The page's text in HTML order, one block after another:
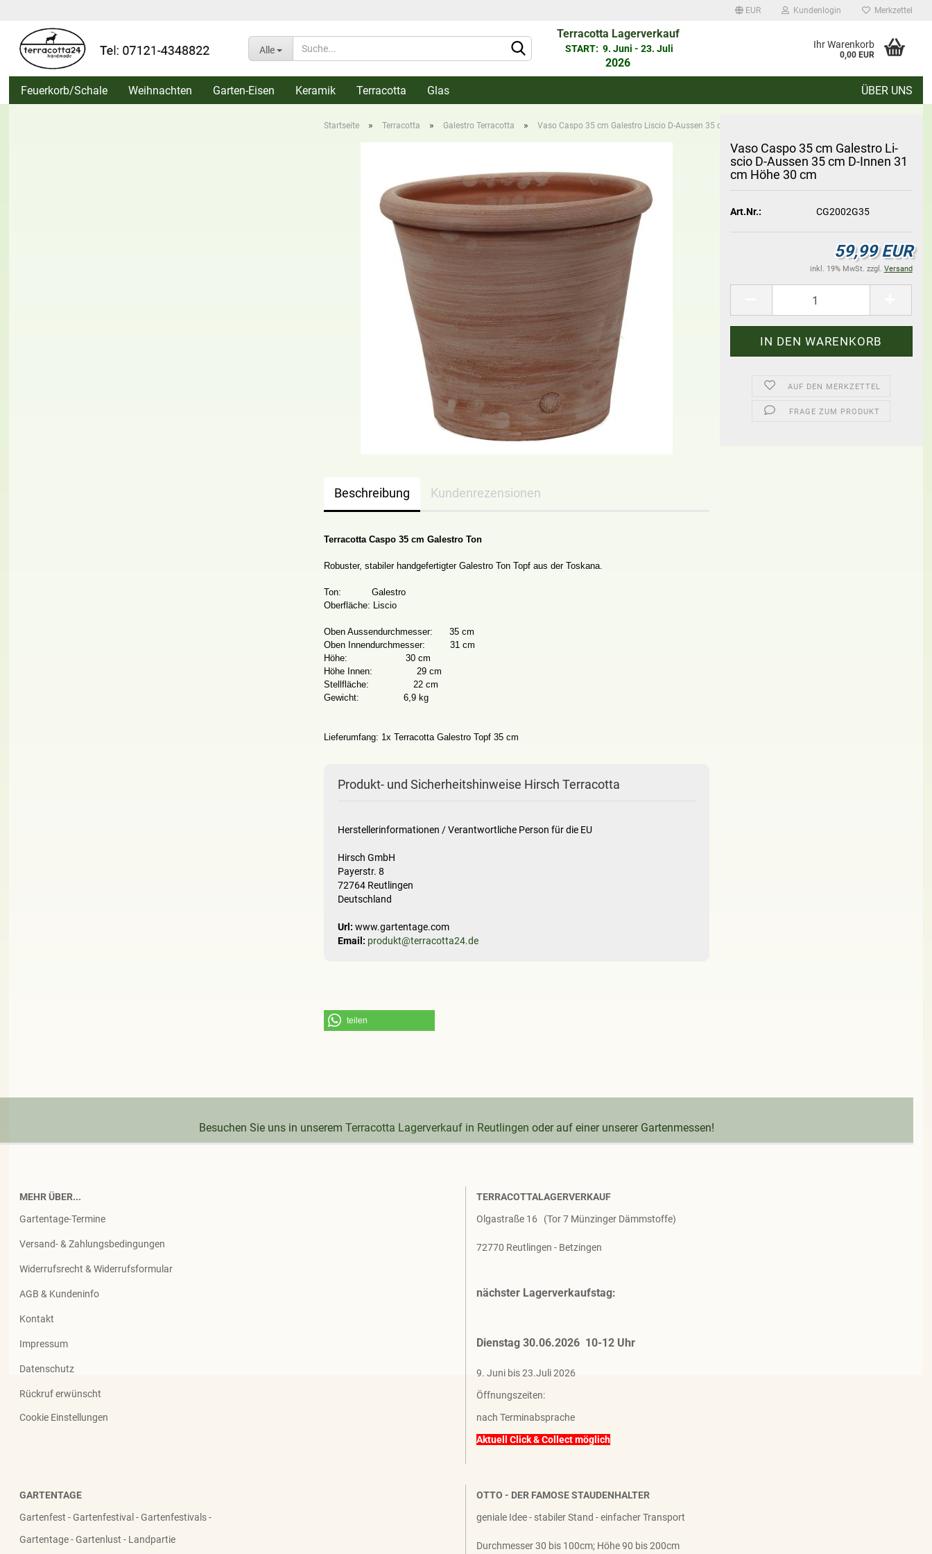
EUR
Währung auswählen
Kundenlogin
Konto erstellen
Merkzettel
Alle
Terracotta Lagerverkauf
START: 9. Juni - 23. Juli
2026
Ihr Warenkorb
0,00 EUR
Feuerkorb/Schale Weihnachten Garten-Eisen Keramik Terracotta Glas ÜBER UNS
Startseite » Terracotta » Galestro Terracotta » Vaso Caspo 35 cm Galestro Liscio D-Aussen 35 cm D-Innen 31 cm Höhe 30 cm
Vaso Caspo 35 cm Ga­les­tro Li­
scio D-​Aussen 35 cm D-​Innen 31
cm Höhe 30 cm
Art.Nr.: CG2002G35
59,99 EUR
inkl. 19% MwSt. zzgl. Versand
AUF DEN MERKZETTEL
FRAGE ZUM PRODUKT
Beschreibung Kundenrezensionen
Terracotta Caspo 35 cm Galestro Ton
Robuster, stabiler handgefertigter Galestro Ton Topf aus der Toskana.
Ton: Galestro
Oberfläche: Liscio
Oben Aussendurchmesser: 35 cm
Oben Innendurchmesser: 31 cm
Höhe: 30 cm
Höhe Innen: 29 cm
Stellfläche: 22 cm
Gewicht: 6,9 kg
Lieferumfang: 1x Terracotta Galestro Topf 35 cm
Produkt- und Sicherheitshinweise Hirsch Terracotta
Herstellerinformationen / Verantwortliche Person für die EU
Hirsch GmbH
Payerstr. 8
72764 Reutlingen
Deutschland
Url: www.gartentage.com
Email: produkt@terracotta24.de
teilen
Besuchen Sie uns in unseremTerracotta Lagerverkauf in Reutlingen oder auf einer unserer Gartenmessen!
MEHR ÜBER...
Gartentage-Termine
Versand- & Zahlungsbedingungen
Widerrufsrecht & Widerrufsformular
AGB & Kundeninfo
Kontakt
Impressum
Datenschutz
Rückruf erwünscht
Cookie Einstellungen
TERRACOTTALAGERVERKAUF
Olgastraße 16 (Tor 7 Münzinger Dämmstoffe)
72770 Reutlingen - Betzingen
nächster Lagerverkaufstag:
Dienstag 30.06.2026 10-12 Uhr
9. Juni bis 23.Juli 2026
Öffnungszeiten:
nach Terminabsprache
Aktuell Click & Collect möglich
GARTENTAGE
Gartenfest - Gartenfestival - Gartenfestivals -
Gartentage - Gartenlust - Landpartie
OTTO - DER FAMOSE STAUDENHALTER
geniale Idee - stabiler Stand - einfacher Transport
Durchmesser 30 bis 100cm; Höhe 90 bis 200cm